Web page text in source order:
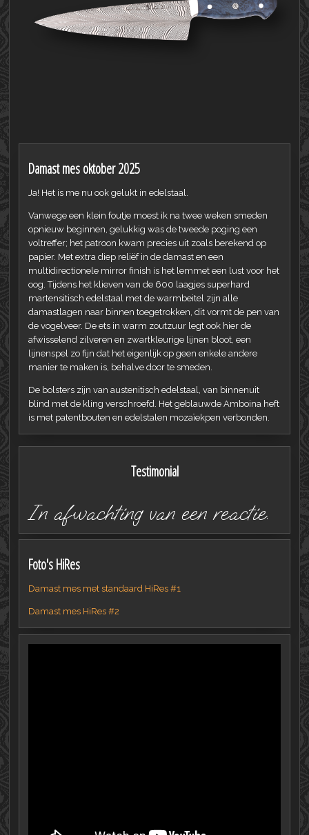
Damast mes oktober 2025
Ja! Het is me nu ook gelukt in edelstaal.
Vanwege een klein foutje moest ik na twee weken smeden
opnieuw beginnen, gelukkig was de tweede poging een
voltreffer; het patroon kwam precies uit zoals berekend op
papier. Met extra diep reliëf in de damast en een
multidirectionele mirror finish is het lemmet een lust voor het
oog. Tijdens het klieven van de 600 laagjes superhard
martensitisch edelstaal met de warmbeitel zijn alle
damastlagen naar binnen toegetrokken, dit vormt de pen van
de vogelveer. De ets in warm zoutzuur legt ook hier de
afwisselend zilveren en zwartkleurige lijnen bloot, een
lijnenspel zo fijn dat het eigenlijk op geen enkele andere
manier te maken is, behalve door te smeden.
De bolsters zijn van austenitisch edelstaal, van binnenuit
blind met de kling verschroefd. Het geblauwde Amboina heft
is met patentbouten en edelstalen mozaïekpen verbonden.
Testimonial
In afwachting van een reactie.
Foto's HiRes
Damast mes met standaard HiRes #1
Damast mes HiRes #2